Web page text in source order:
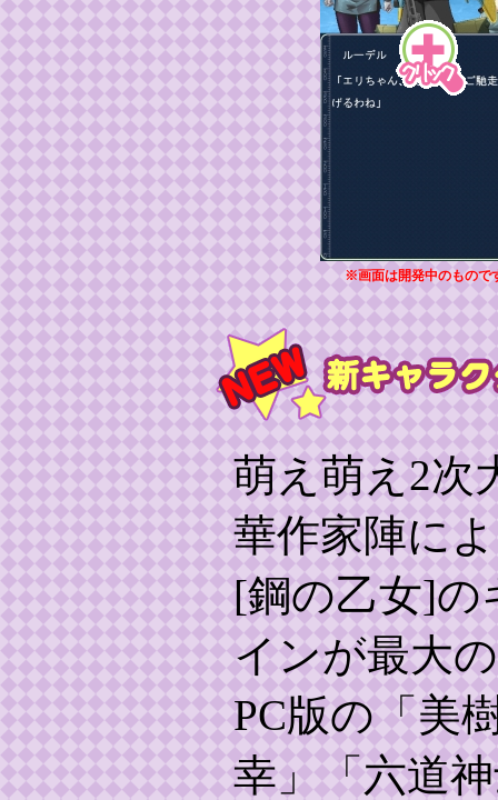
※画面は開発中のもので
萌え萌え2次
華作家陣に
[鋼の乙女]の
インが最大
PC版の「美
幸」「六道